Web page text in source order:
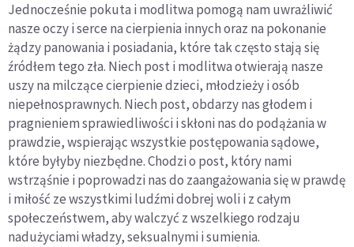
Jednocześnie pokuta i modlitwa pomogą nam uwrażliwić
nasze oczy i serce na cierpienia innych oraz na pokonanie
żądzy panowania i posiadania, które tak często stają się
źródłem tego zła. Niech post i modlitwa otwierają nasze
uszy na milczące cierpienie dzieci, młodzieży i osób
niepełnosprawnych. Niech post, obdarzy nas głodem i
pragnieniem sprawiedliwości i skłoni nas do podążania w
prawdzie, wspierając wszystkie postępowania sądowe,
które byłyby niezbędne. Chodzi o post, który nami
wstrząśnie i poprowadzi nas do zaangażowania się w prawdę
i miłość ze wszystkimi ludźmi dobrej woli i z całym
społeczeństwem, aby walczyć z wszelkiego rodzaju
nadużyciami władzy, seksualnymi i sumienia.